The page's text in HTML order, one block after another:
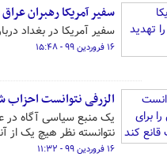
سفیر آمریکا رهبران
سفیر آمریکا در بغداد
۱۶ فروردین ۹۹ - ۱۵:۴۸
الزرفی نتوانست احزاب
یک منبع سیاسی آگاه در
نتوانسته نظر هیچ یک از
۱۶ فروردین ۹۹ - ۱۱:۳۲